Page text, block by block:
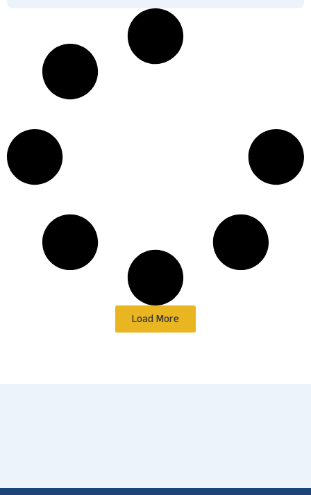
Load More